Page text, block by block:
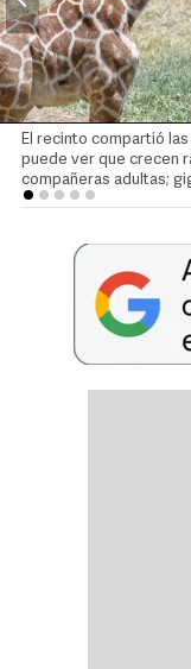
El recinto compartió
puede ver que crecen
compañeras adultas;